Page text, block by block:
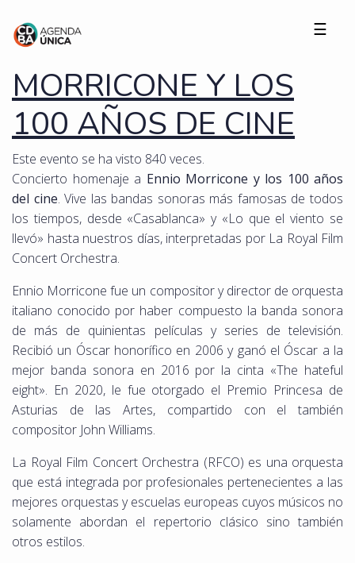
☰
MORRICONE Y LOS
100 AÑOS DE CINE
Este evento se ha visto 840 veces.
Concierto homenaje a Ennio Morricone y los 100 años
del cine. Vive las bandas sonoras más famosas de todos
los tiempos, desde «Casablanca» y «Lo que el viento se
llevó» hasta nuestros días, interpretadas por La Royal Film
Concert Orchestra.
Ennio Morricone fue un compositor y director de orquesta
italiano conocido por haber compuesto la banda sonora
de más de quinientas películas y series de televisión.
Recibió un Óscar honorífico en 2006 y ganó el Óscar a la
mejor banda sonora en 2016 por la cinta «The hateful
eight». En 2020, le fue otorgado el Premio Princesa de
Asturias de las Artes, compartido con el también
compositor John Williams.
La Royal Film Concert Orchestra (RFCO) es una orquesta
que está integrada por profesionales pertenecientes a las
mejores orquestas y escuelas europeas cuyos músicos no
solamente abordan el repertorio clásico sino también
otros estilos.